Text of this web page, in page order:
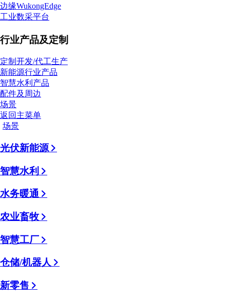
边缘WukongEdge
工业数采平台
行业产品及定制
定制开发/代工生产
新能源行业产品
智慧水利产品
配件及周边
场景
返回主菜单
场景
光伏新能源
智慧水利
水务暖通
农业畜牧
智慧工厂
仓储/机器人
新零售